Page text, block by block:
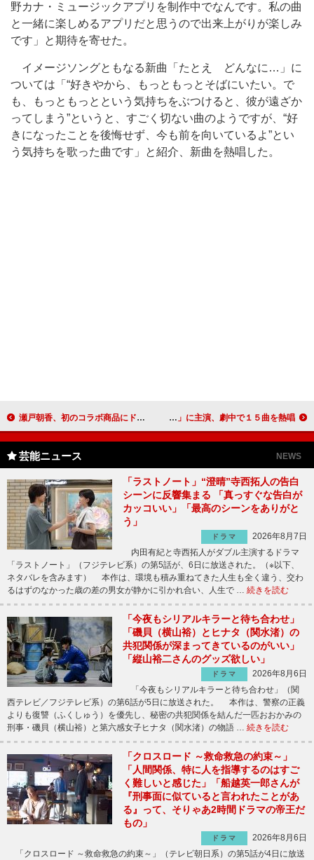
野カナ・ミュージックアプリを制作中でなんです。私の曲
と一緒に楽しめるアプリだと思うので出来上がりが楽しみ
です」と期待を寄せた。
イメージソングともなる新曲「たとえ どんなに…」に
ついては「“好きやから、もっともっとそばにいたい。で
も、もっともっとという気持ちをぶつけると、彼が遠ざか
ってしまう”というと、すごく切ない曲のようですが、“好
きになったことを後悔せず、今も前を向いているよ”とい
う気持ちを歌った曲です」と紹介、新曲を熱唱した。
瀬戸朝香、初のコラボ商品にドキドキ 「チャンスがあったらまた」２商品を発表 大竹しのぶ、美形俳優からモテまくり！ 音楽劇「ピアフ」に主演、劇中で１５曲を熱唱
芸能ニュース NEWS
「ラストノート」“澄晴”寺西拓人の告白
シーンに反響集まる 「真っすぐな告白が
カッコいい」「最高のシーンをありがと
う」
ドラマ
2026年8月7日
内田有紀と寺西拓人がダブル主演するドラマ
「ラストノート」（フジテレビ系）の第5話が、6日に放送された。（※以下、
ネタバレを含みます） 本作は、環境も積み重ねてきた人生も全く違う、交わ
るはずのなかった歳の差の男女が静かに引かれ合い、人生で … 続きを読む
「今夜もシリアルキラーと待ち合わせ」
「磯貝（横山裕）とヒナタ（関水渚）の
共犯関係が深まってきているのがいい」
「縦山裕二さんのグッズ欲しい」
ドラマ
2026年8月6日
「今夜もシリアルキラーと待ち合わせ」（関
西テレビ／フジテレビ系）の第6話が5日に放送された。 本作は、警察の正義
よりも復讐（ふくしゅう）を優先し、秘密の共犯関係を結んだ一匹おおかみの
刑事・磯貝（横山裕）と第六感女子ヒナタ（関水渚）の物語 … 続きを読む
「クロスロード ～救命救急の約束～」
「人間関係、特に人を指導するのはすご
く難しいと感じた」「船越英一郎さんが
『刑事面に似ていると言われたことがあ
る』って、そりゃあ2時間ドラマの帝王だ
もの」
ドラマ
2026年8月6日
「クロスロード ～救命救急の約束～」（テレビ朝日系）の第5話が4日に放送